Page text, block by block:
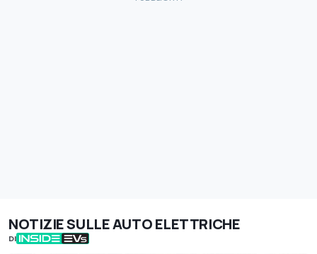
NOTIZIE SULLE AUTO ELETTRICHE
DI